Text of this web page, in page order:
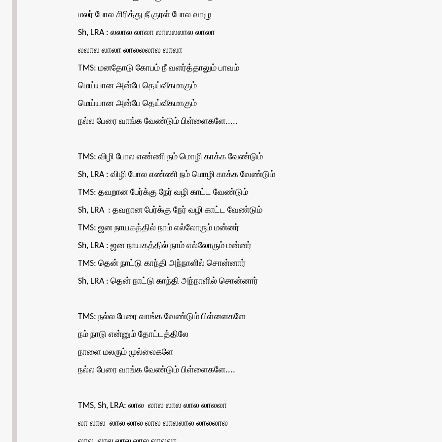
மலர் போல சிரித்து நீ குரள் போல வாழு
Sh, LRA : லலால லாலா லாலலலால லாலா
லலால லாலா லாலலலால லாலா
TMS: மனதோடு கோபம் நீ வளர்த்தாலும் பாவம்
மெய்யான அன்பே தெய்வீகமாகும்
மெய்யான அன்பே தெய்வீகமாகும்
நல்ல பேரை வாங்க வேண்டும் பிள்ளைகளே.....
TMS: விழி போல எண்ணி நம் மொழி காக்க வேண்டும்
Sh, LRA : விழி போல எண்ணி நம் மொழி காக்க வேண்டும்
TMS: தவறான பேர்க்கு நேர் வழி காட்ட வேண்டும்
Sh, LRA : தவறான பேர்க்கு நேர் வழி காட்ட வேண்டும்
TMS: ஜன நாயகத்தில் நாம் எல்லோரும் மன்னர்
Sh, LRA : ஜன நாயகத்தில் நாம் எல்லோரும் மன்னர்
TMS: தென் நாட்டு காந்தி அந்நாளில் சொன்னார்
Sh, LRA : தென் நாட்டு காந்தி அந்நாளில் சொன்னார்
TMS: நல்ல பேரை வாங்க வேண்டும் பிள்ளைகளே
நம் நாடு என்னும் தோட்டத்திலே
நாளை மலரும் முல்லைகளே
நல்ல பேரை வாங்க வேண்டும் பிள்ளைகளே....
TMS, Sh, LRA: லால லால லால லால லாலலா
லா லால லால லால லால லாலலால லாலலால